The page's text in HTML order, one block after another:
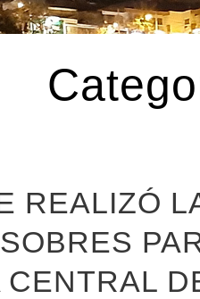
REALIZÓ
CENTRAL